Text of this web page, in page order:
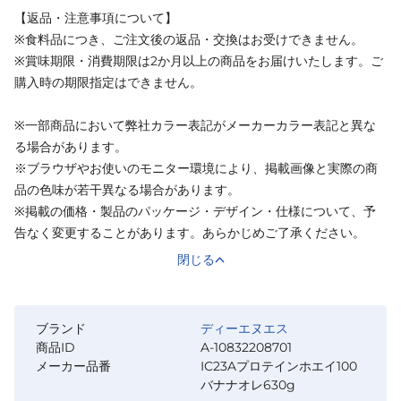
【返品・注意事項について】
※食料品につき、ご注文後の返品・交換はお受けできません。
※賞味期限・消費期限は2か月以上の商品をお届けいたします。ご
購入時の期限指定はできません。
※一部商品において弊社カラー表記がメーカーカラー表記と異な
る場合があります。
※ブラウザやお使いのモニター環境により、掲載画像と実際の商
品の色味が若干異なる場合があります。
※掲載の価格・製品のパッケージ・デザイン・仕様について、予
告なく変更することがあります。あらかじめご了承ください。
閉じる
ブランド
ディーエヌエス
商品ID
A-10832208701
メーカー品番
IC23Aプロテインホエイ100
バナナオレ630g